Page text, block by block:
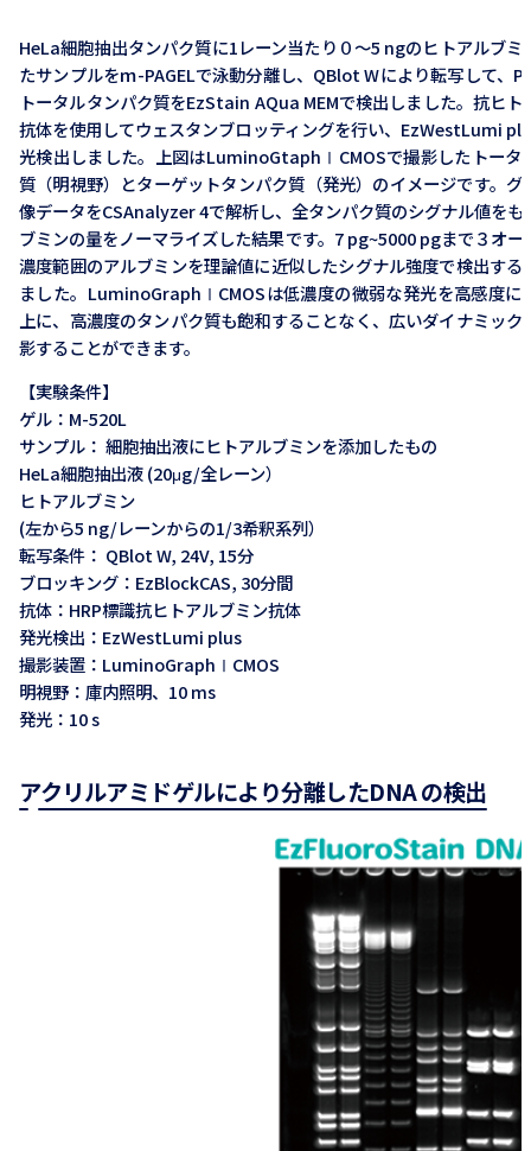
HeLa細胞抽出タンパク質に1レーン当たり０～5 ngのヒトアルブミ
たサンプルをｍ-PAGELで泳動分離し、QBlot Wにより転写して、
トータルタンパク質をEzStain AQua MEMで検出しました。抗ヒト
抗体を使用してウェスタンブロッティングを行い、EzWestLumi
光検出しました。上図はLuminoGtaphⅠCMOSで撮影したトータ
質（明視野）とターゲットタンパク質（発光）のイメージです。グ
像データをCSAnalyzer 4で解析し、全タンパク質のシグナル値をも
ブミンの量をノーマライズした結果です。7 pg~5000 pgまで３オー
濃度範囲のアルブミンを理論値に近似したシグナル強度で検出する
ました。LuminoGraphⅠCMOSは低濃度の微弱な発光を高感度に
上に、高濃度のタンパク質も飽和することなく、広いダイナミック
影することができます。
【実験条件】
ゲル：M-520L
サンプル： 細胞抽出液にヒトアルブミンを添加したもの
HeLa細胞抽出液 (20μg/全レーン）
ヒトアルブミン
(左から5 ng/レーンからの1/3希釈系列）
転写条件： QBlot W, 24V, 15分
ブロッキング：EzBlockCAS, 30分間
抗体：HRP標識抗ヒトアルブミン抗体
発光検出：EzWestLumi plus
撮影装置：LuminoGraphⅠCMOS
明視野：庫内照明、10 ms
発光：10 s
アクリルアミドゲルにより分離したDNA の検出